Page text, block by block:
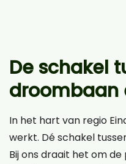
De schakel
droombaan
In het hart van regio
werkt. Dé schakel
Bij ons draait het om